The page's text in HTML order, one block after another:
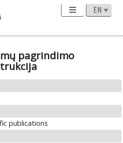
pagrindimo
publications